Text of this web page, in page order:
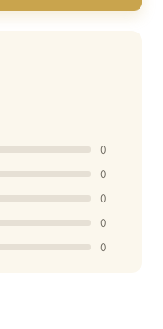
0
0
0
0
0